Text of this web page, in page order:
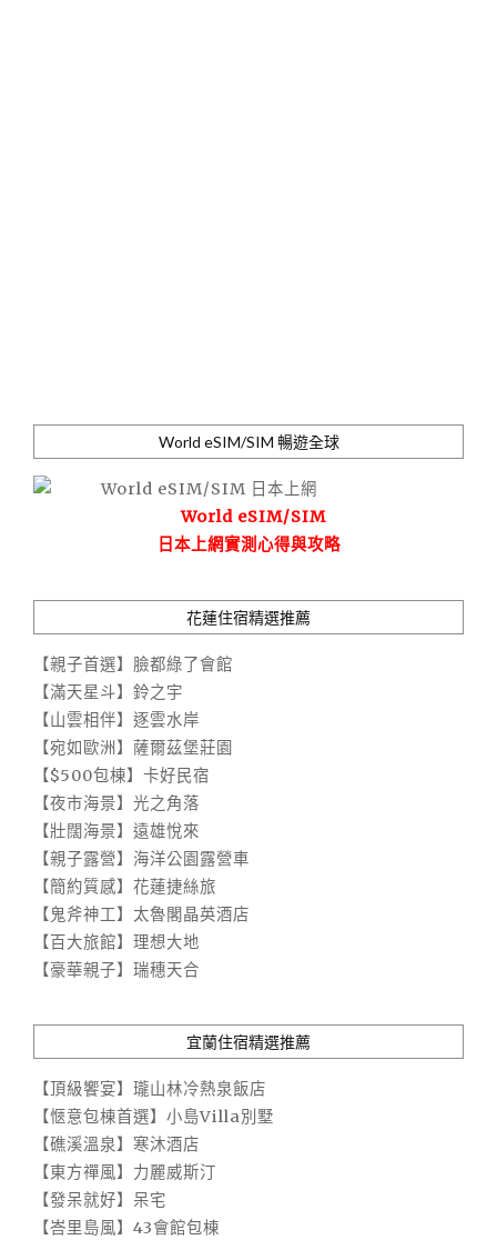
World eSIM/SIM 暢遊全球
World eSIM/SIM
日本上網實測心得與攻略
花蓮住宿精選推薦
【親子首選】臉都綠了會館
【滿天星斗】鈴之宇
【山雲相伴】逐雲水岸
【宛如歐洲】薩爾茲堡莊園
【$500包棟】卡好民宿
【夜市海景】光之角落
【壯闊海景】遠雄悅來
【親子露營】海洋公園露營車
【簡約質感】花蓮捷絲旅
【鬼斧神工】太魯閣晶英酒店
【百大旅館】理想大地
【豪華親子】瑞穗天合
宜蘭住宿精選推薦
【頂級饗宴】瓏山林冷熱泉飯店
【愜意包棟首選】小島Villa別墅
【礁溪溫泉】寒沐酒店
【東方禪風】力麗威斯汀
【發呆就好】呆宅
【峇里島風】43會館包棟